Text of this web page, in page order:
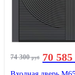
74 300руб 70 585